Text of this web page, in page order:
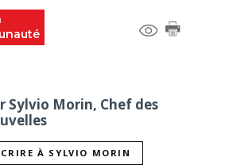
Sylvio Morin, Chef des
À SYLVIO MORIN